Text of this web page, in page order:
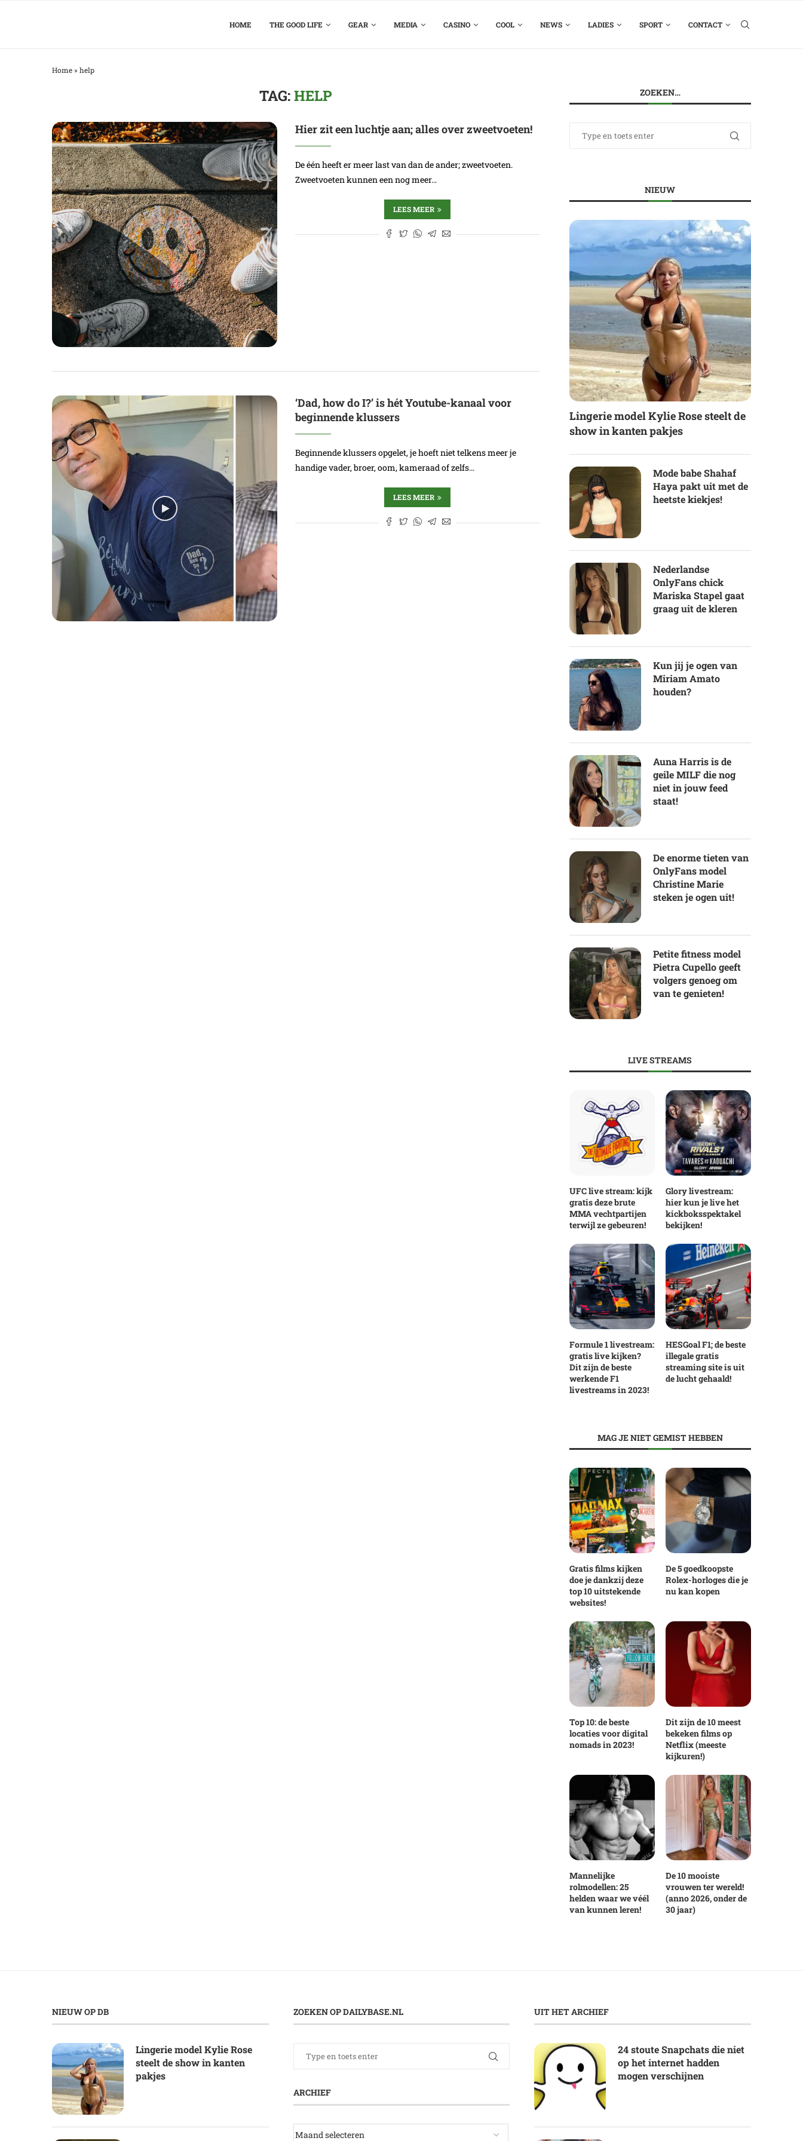
HOME THE GOOD LIFE GEAR MEDIA CASINO COOL NEWS LADIES SPORT CONTACT
Home» help
TAG:HELP
Hier zit een luchtje aan; alles over zweetvoeten!
De één heeft er meer last van dan de ander; zweetvoeten.
Zweetvoeten kunnen een nog meer…
LEES MEER
‘Dad, how do I?’ is hét Youtube-kanaal voor
beginnende klussers
Beginnende klussers opgelet, je hoeft niet telkens meer je
handige vader, broer, oom, kameraad of zelfs…
LEES MEER
ZOEKEN…
NIEUW
Lingerie model Kylie Rose steelt de
show in kanten pakjes
Mode babe Shahaf
Haya pakt uit met de
heetste kiekjes!
Nederlandse
OnlyFans chick
Mariska Stapel gaat
graag uit de kleren
Kun jij je ogen van
Miriam Amato
houden?
Auna Harris is de
geile MILF die nog
niet in jouw feed
staat!
De enorme tieten van
OnlyFans model
Christine Marie
steken je ogen uit!
Petite fitness model
Pietra Cupello geeft
volgers genoeg om
van te genieten!
LIVE STREAMS
UFC live stream: kijk
gratis deze brute
MMA vechtpartijen
terwijl ze gebeuren!
Glory livestream:
hier kun je live het
kickboksspektakel
bekijken!
Formule 1 livestream:
gratis live kijken?
Dit zijn de beste
werkende F1
livestreams in 2023!
HESGoal F1; de beste
illegale gratis
streaming site is uit
de lucht gehaald!
MAG JE NIET GEMIST HEBBEN
Gratis films kijken
doe je dankzij deze
top 10 uitstekende
websites!
De 5 goedkoopste
Rolex-horloges die je
nu kan kopen
Top 10: de beste
locaties voor digital
nomads in 2023!
Dit zijn de 10 meest
bekeken films op
Netflix (meeste
kijkuren!)
Mannelijke
rolmodellen: 25
helden waar we véél
van kunnen leren!
De 10 mooiste
vrouwen ter wereld!
(anno 2026, onder de
30 jaar)
NIEUW OP DB
Lingerie model Kylie Rose
steelt de show in kanten
pakjes
ZOEKEN OP DAILYBASE.NL
ARCHIEF
UIT HET ARCHIEF
24 stoute Snapchats die niet
op het internet hadden
mogen verschijnen